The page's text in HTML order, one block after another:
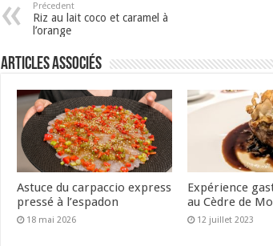
Précedent
Riz au lait coco et caramel à
l’orange
Articles associés
Astuce du carpaccio express
pressé à l’espadon
18 mai 2026
Expérience
au Cèdre de
12 juillet 2023